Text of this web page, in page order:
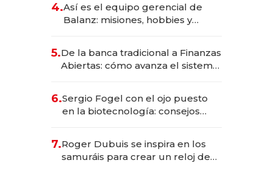
4.Así es el equipo gerencial de
Balanz: misiones, hobbies y
5.De la banca tradicional a Finanzas
Abiertas: cómo avanza el sistema
6.Sergio Fogel con el ojo puesto
en la biotecnología: consejos
rol de la IA
7.Roger Dubuis se inspira en los
samuráis para crear un reloj de